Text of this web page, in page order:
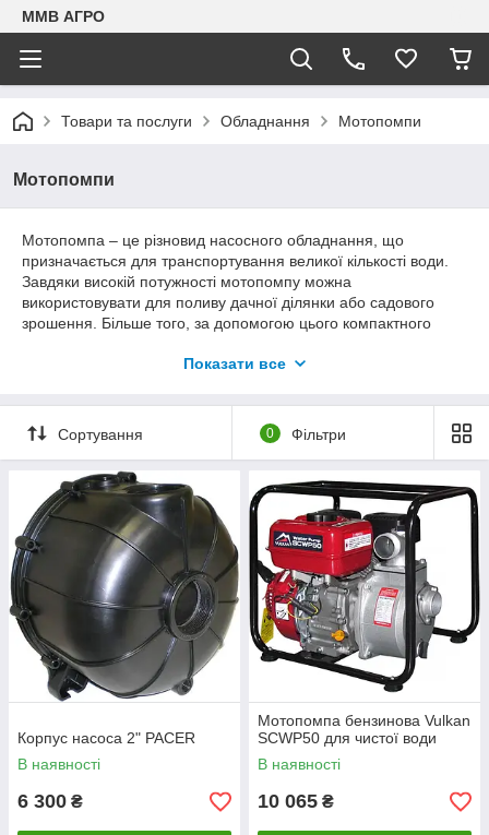
ММВ АГРО
Товари та послуги Обладнання Мотопомпи
Мотопомпи
Мотопомпа – це різновид насосного обладнання, що
призначається для транспортування великої кількості води.
Завдяки високій потужності мотопомпу можна
використовувати для поливу дачної ділянки або садового
зрошення. Більше того, за допомогою цього компактного
Без електроенергії мотопомпа може стати єдиним рішенням
Подача води в мотопомпах відбувається через патрубки, що
всмоктує і подає. Двигун рухає крильчатку, завдяки якій
відбувається всмоктування води. Крильчатка, що
обертається, створює відцентрову силу, що змушує рідину
рухатися по патрубках насоса. Всмоктуючий патрубок
фільтрує рідину за допомогою сита. Оснащуються
мотопомпи бензиновими чи дизельними двигунами.
Показати все
Сортування 0 Фільтри
Корпус насоса 2" PACER
В наявності
6 300 ₴
Мотопомпа бензинова Vulkan
SCWP50 для чистої води
В наявності
10 065 ₴